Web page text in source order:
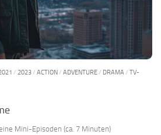
/ 2023/ ACTION/ ADVENTURE/ DRAMA / TV-
Mini-Episoden (ca. 7 Minuten)